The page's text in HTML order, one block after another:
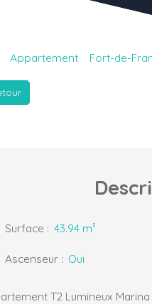
Appartement Fort-de-
Surface : 43.94 m²
Ascenseur : Oui
T2 Lumineux